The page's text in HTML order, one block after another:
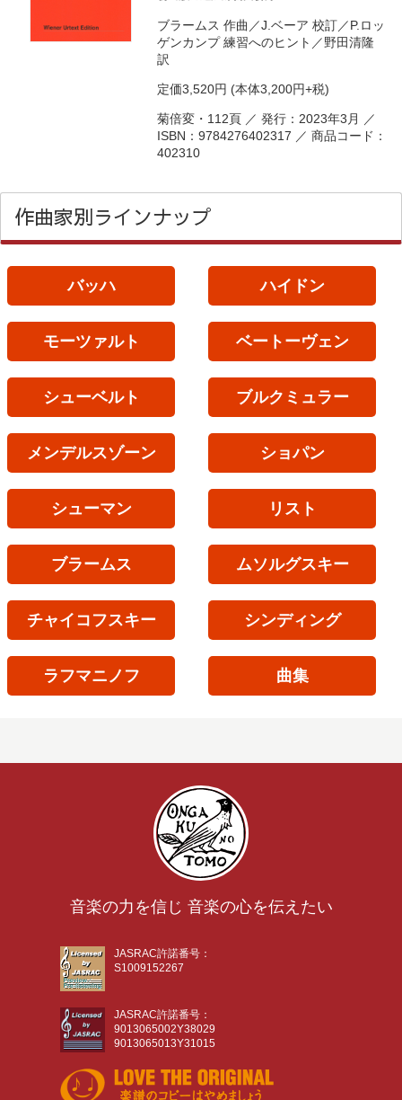
ブラームス 作曲／J.ベーア 校訂／P.ロッ
ゲンカンプ練習へのヒント／野田清隆
訳
定価3,520円 (本体3,200円+税)
菊倍変・112頁 ／ 発行：2023年3月 ／
ISBN：9784276402317 ／ 商品コード：
402310
作曲家別ラインナップ
バッハ ハイドン
モーツァルト ベートーヴェン
シューベルト ブルクミュラー
メンデルスゾーン ショパン
シューマン リスト
ブラームス ムソルグスキー
チャイコフスキー シンディング
ラフマニノフ 曲集
音楽の力を信じ 音楽の心を伝えたい
JASRAC許諾番号：
S1009152267
JASRAC許諾番号：
9013065002Y38029
9013065013Y31015